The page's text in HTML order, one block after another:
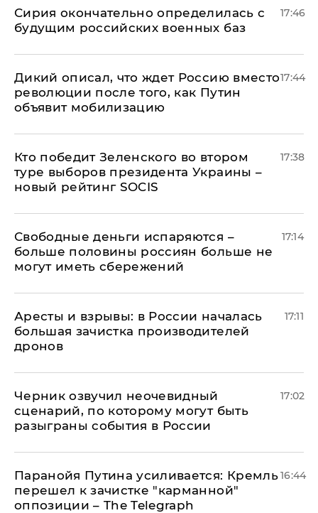
Сирия окончательно определилась с
будущим российских военных баз
17:46
Дикий описал, что ждет Россию вместо
революции после того, как Путин
объявит мобилизацию
17:44
Кто победит Зеленского во втором
туре выборов президента Украины –
новый рейтинг SOCIS
17:38
Свободные деньги испаряются –
больше половины россиян больше не
могут иметь сбережений
17:14
Аресты и взрывы: в России началась
большая зачистка производителей
дронов
17:11
Черник озвучил неочевидный
сценарий, по которому могут быть
разыграны события в России
17:02
Паранойя Путина усиливается: Кремль
перешел к зачистке "карманной"
оппозиции – The Telegraph
16:44